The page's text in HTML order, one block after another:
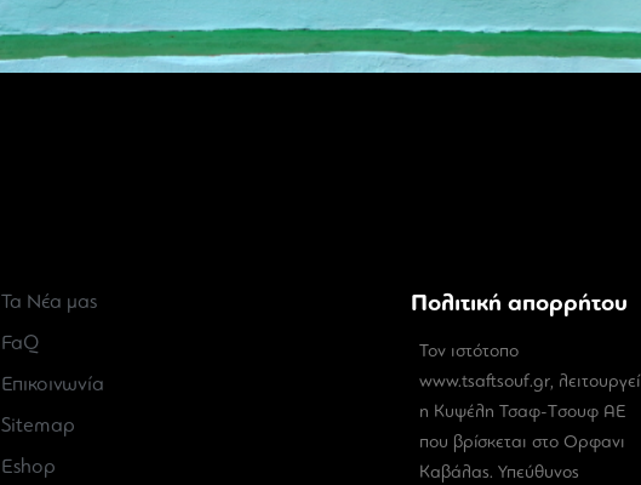
Τα Νέα μας
FaQ
Επικοινωνία
Sitemap
Eshop
Πολιτική απορρήτου
Τον ιστότοπο
www.tsaftsouf.gr, λειτουργεί
η Κυψέλη Τσαφ-Tσουφ ΑΕ
που βρίσκεται στο Ορφανι
Καβάλας. Υπεύθυνος